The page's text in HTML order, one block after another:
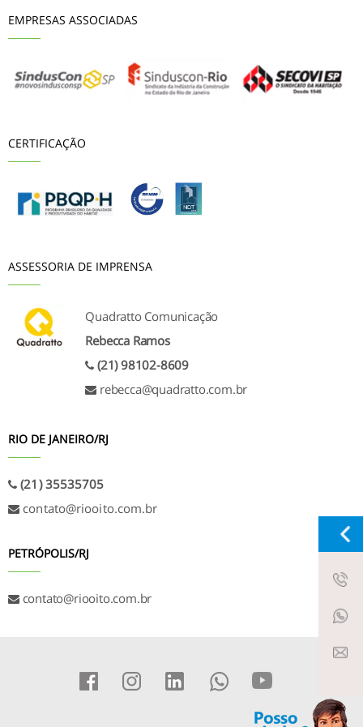
EMPRESAS ASSOCIADAS
CERTIFICAÇÃO
ASSESSORIA DE IMPRENSA
Quadratto Comunicação
Rebecca Ramos
(21) 98102-8609
rebecca@quadratto.com.br
RIO DE JANEIRO/RJ
(21) 35535705
contato@riooito.com.br
PETRÓPOLIS/RJ
contato@riooito.com.brFale com um consultor!